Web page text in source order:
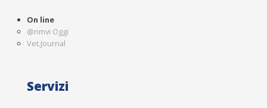
On line
@nmvi Oggi
Vet.Journal
Servizi